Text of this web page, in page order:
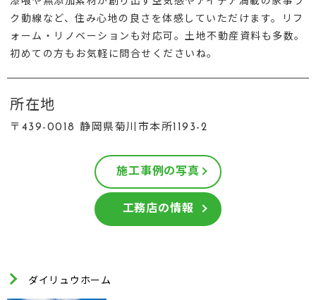
ク動線など、住み心地の良さを体感していただけます。リフ
ォーム・リノベーションも対応可。土地不動産資料も多数。
初めての方もお気軽に問合せくださいね。
所在地
〒439-0018 静岡県菊川市本所1193-2
施工事例の写真
工務店の情報
ダイリュウホーム